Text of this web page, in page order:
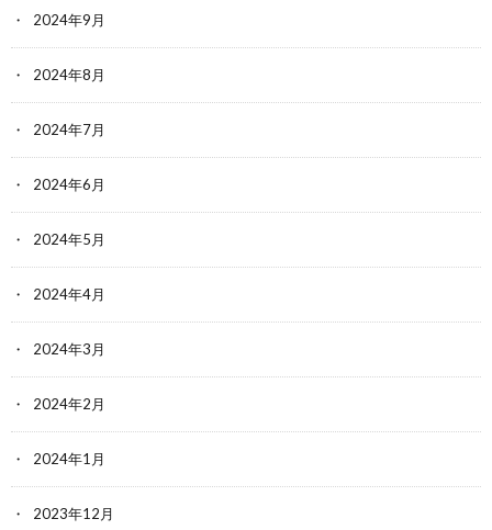
2024年9月
2024年8月
2024年7月
2024年6月
2024年5月
2024年4月
2024年3月
2024年2月
2024年1月
2023年12月